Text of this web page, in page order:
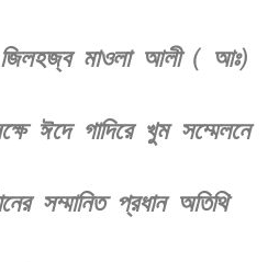
জিলহজ্ব মাওলা আলী ( আঃ)
ঈদে গাদিরে খুম সম্মেলনে
সম্মানিত প্রধান অতিথি